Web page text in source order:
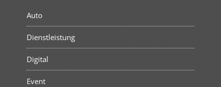
Auto
Dienstleistung
Digital
Event